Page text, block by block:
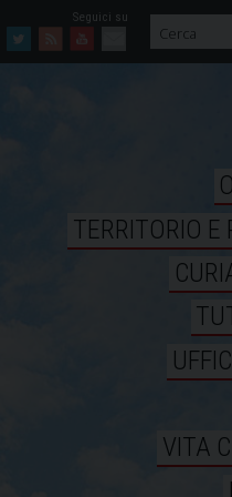
Facebook
Twitter
FeedYoutube
Mail
TERRITORIO E
VITA